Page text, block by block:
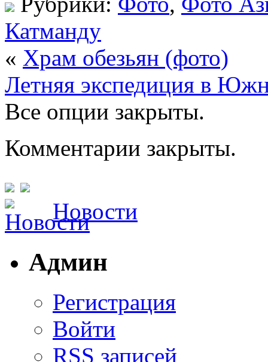
Катманду
« Храм обезьян (фото)
Летняя экспедиция в
Все опции закрыты.
Комментарии закрыты.
Новости
Админ
Регистрация
Войти
RSS записей